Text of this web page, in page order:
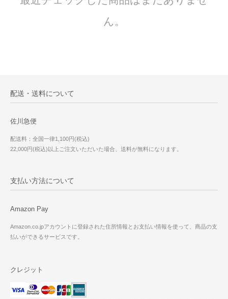
ん。
配送・送料について
佐川急便
配送料：全国一律1,100円(税込)
22,000円(税込)以上ご注文いただいた場合、送料が無料になります。
支払い方法について
Amazon Pay
Amazon.co.jpアカウントに登録された住所情報とお支払い情報を使って、商品の支
払いができるサービスです。
クレジット